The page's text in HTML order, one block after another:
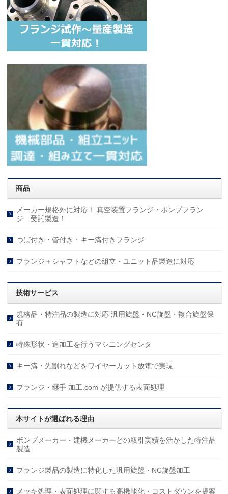
商品
メーカー規格外に対応！ 真空装置フランジ・ポンプフラン
ジ 受託製造！
つば付き・管付き・キー溝付きフランジ
フランジ＋シャフトなどの組立・ユニット品製造に対応
技術サービス
規格品・特注品の製造に対応 汎用旋盤・NC旋盤・複合旋盤保
有
特殊形状・追加工を行うマシニングセンタ
キー溝・先割れなどをワイヤーカット放電で実現
フランジ・継手 加工.com が提供する表面処理
本サイトが選ばれる理由
ポンプメーカー・建機メーカーとの取引実績を活かした特注品
製造
フランジ製品の製造に特化した汎用旋盤・NC旋盤加工
メッキ処理・表面処理に関する高機能化・コストダウンを提案